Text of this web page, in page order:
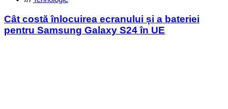
Cât costă înlocuirea ecranului și a bateriei
pentru Samsung Galaxy S24 în UE